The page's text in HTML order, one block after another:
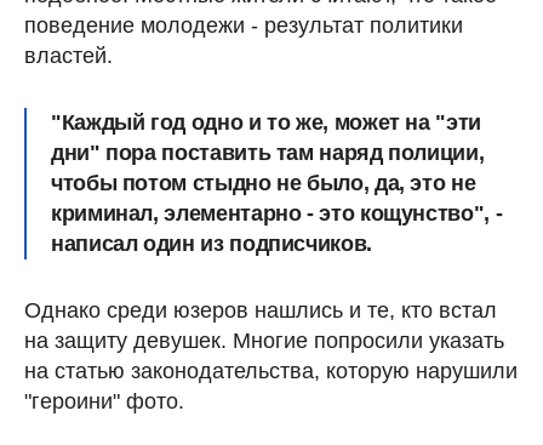
поведение молодежи - результат политики
властей.
"Каждый год одно и то же, может на "эти
дни" пора поставить там наряд полиции,
чтобы потом стыдно не было, да, это не
криминал, элементарно - это кощунство", -
написал один из подписчиков.
Однако среди юзеров нашлись и те, кто встал
на защиту девушек. Многие попросили указать
на статью законодательства, которую нарушили
"героини" фото.